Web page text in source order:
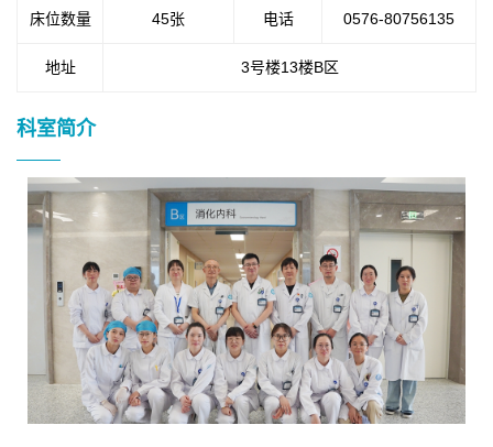
床位数量 45张 电话 0576-80756135
地址 3号楼13楼B区
科室简介